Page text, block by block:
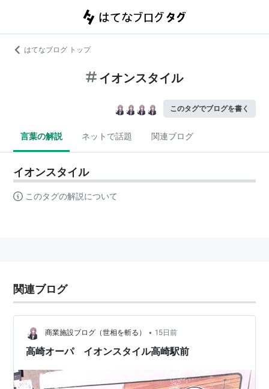
はてなブログ トップ
イオンスタイル
このタグでブログを書く
言葉の解説 ネットで話題 関連ブログ
イオンスタイル
このタグの解説について
関連ブログ
商業施設ブログ（世相を斬る） • 15日前
高崎オーパ イオンスタイル高崎駅前